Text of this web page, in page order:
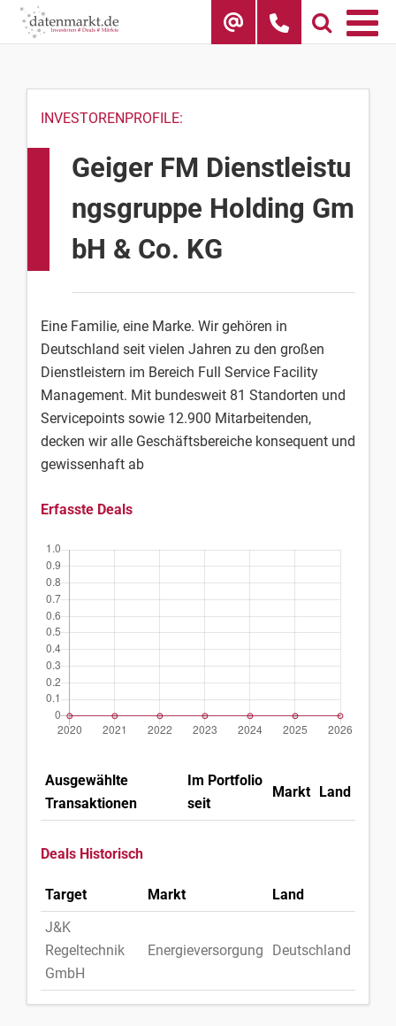
Skip
INVESTORENPROFILE:
Geiger FM Dienstleistu
ngsgruppe Holding Gm
bH & Co. KG
Eine Familie, eine Marke. Wir gehören in
Deutschland seit vielen Jahren zu den großen
Dienstleistern im Bereich Full Service Facility
Management. Mit bundesweit 81 Standorten und
Servicepoints sowie 12.900 Mitarbeitenden,
decken wir alle Geschäftsbereiche konsequent und
gewissenhaft ab
Erfasste Deals
Ausgewählte
Transaktionen
Im Portfolio
seit
Markt Land
Deals Historisch
Target Markt
Land
J&K
Regeltechnik
GmbH
Energieversorgung Deutschland